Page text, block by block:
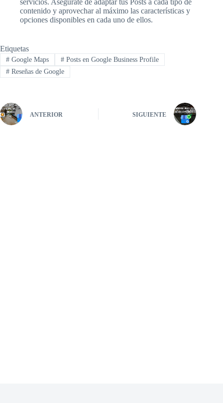
servicios. Asegúrate de adaptar tus Posts a cada tipo de
contenido y aprovechar al máximo las características y
opciones disponibles en cada uno de ellos.
Etiquetas
#Google Maps #Posts en Google Business Profile
#Reseñas de Google
ANTERIOR SIGUIENTE